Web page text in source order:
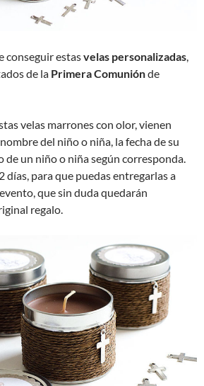
conseguir estasvelas personalizadas
de la Primera Comuniónde
velas marrones con olor, vienen
del niño o niña, la fecha de su
un niño o niña según corresponda.
días, para que puedas entregarlas a
que sin duda quedarán
regalo.